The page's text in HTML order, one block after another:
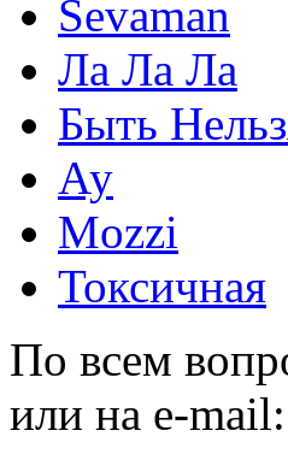
Sevaman
Ла Ла Ла
Быть
Ау
Mozzi
Токсичная
По всем
или на e-mail: